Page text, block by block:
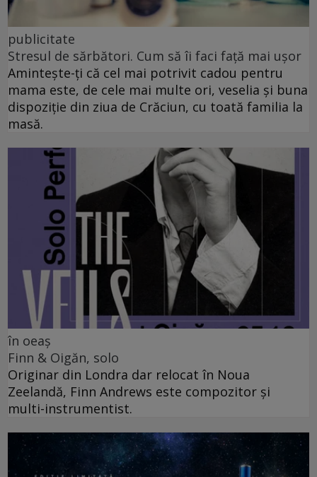
publicitate
Stresul de sărbători. Cum să îi faci față mai ușor
Amintește-ți că cel mai potrivit cadou pentru
mama este, de cele mai multe ori, veselia și buna
dispoziție din ziua de Crăciun, cu toată familia la
masă.
în oeaș
Finn & Oigăn, solo
Originar din Londra dar relocat în Noua
Zeelandă, Finn Andrews este compozitor și
multi-instrumentist.